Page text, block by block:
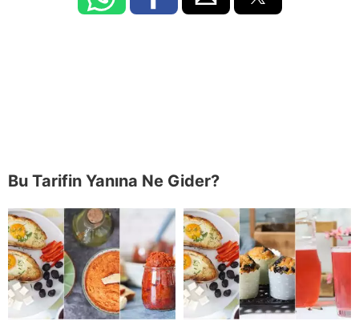
Bu Tarifin Yanına Ne Gider?